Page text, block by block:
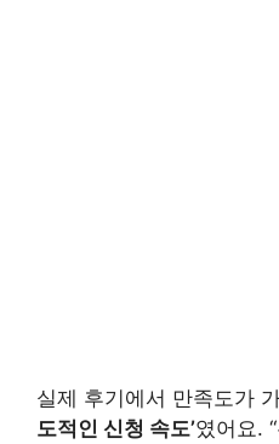
실제 후기에서 만족도가
도적인 신청 속도’였어요.